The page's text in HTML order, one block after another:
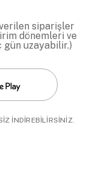
siparişler
dönemleri ve
uzayabilir.)
İNDİREBİLİRSİNİZ.